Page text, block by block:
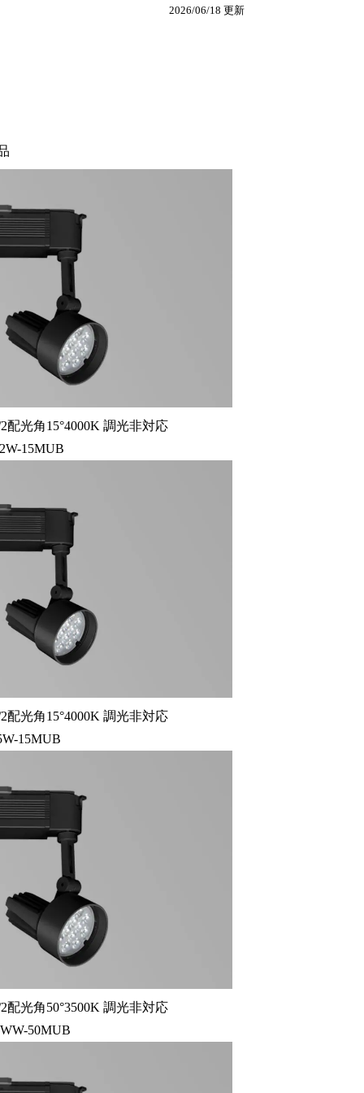
2026/06/18 更新
配光角15°4000K 調光非対応
15MUB
配光角15°4000K 調光非対応
15MUB
配光角50°3500K 調光非対応
50MUB